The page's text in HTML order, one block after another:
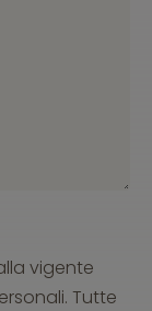
vigente
Tutte